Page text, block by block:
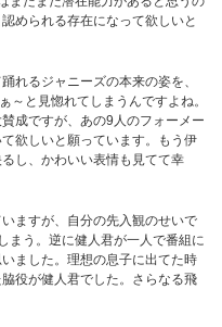
められる存在になって欲しいと
れるジャニーズの本来の姿を、
～と見惚れてしまうんですよね。
成ですが、あの9人のフォーメー
欲しいと願っています。もう伊
し、かわいい表情も見てて幸
ますが、自分の先入観のせいで
まう。逆に健人君が一人で番組に
ました。理想の息子に出てた時
役が健人君でした。さらなる飛